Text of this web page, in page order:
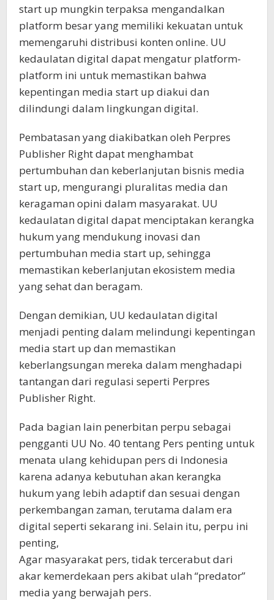
start up mungkin terpaksa mengandalkan
platform besar yang memiliki kekuatan untuk
memengaruhi distribusi konten online. UU
kedaulatan digital dapat mengatur platform-
platform ini untuk memastikan bahwa
kepentingan media start up diakui dan
dilindungi dalam lingkungan digital.
Pembatasan yang diakibatkan oleh Perpres
Publisher Right dapat menghambat
pertumbuhan dan keberlanjutan bisnis media
start up, mengurangi pluralitas media dan
keragaman opini dalam masyarakat. UU
kedaulatan digital dapat menciptakan kerangka
hukum yang mendukung inovasi dan
pertumbuhan media start up, sehingga
memastikan keberlanjutan ekosistem media
yang sehat dan beragam.
Dengan demikian, UU kedaulatan digital
menjadi penting dalam melindungi kepentingan
media start up dan memastikan
keberlangsungan mereka dalam menghadapi
tantangan dari regulasi seperti Perpres
Publisher Right.
Pada bagian lain penerbitan perpu sebagai
pengganti UU No. 40 tentang Pers penting untuk
menata ulang kehidupan pers di Indonesia
karena adanya kebutuhan akan kerangka
hukum yang lebih adaptif dan sesuai dengan
perkembangan zaman, terutama dalam era
digital seperti sekarang ini. Selain itu, perpu ini
penting,
Agar masyarakat pers, tidak tercerabut dari
akar kemerdekaan pers akibat ulah “predator”
media yang berwajah pers.